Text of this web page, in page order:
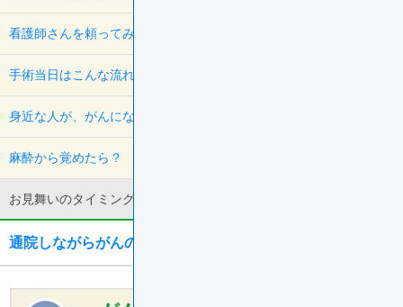
看護師さんを頼ってみよう！
手術当日はこんな流れで進みます！
身近な人が、がんになったら？
麻酔から覚めたら？
お見舞いのタイミングは？
通院しながらがんの治療を続けるあなたへ